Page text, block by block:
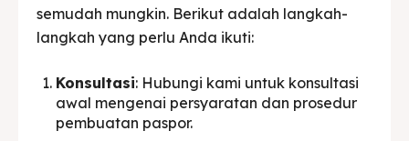
semudah mungkin. Berikut adalah langkah-
langkah yang perlu Anda ikuti:
Konsultasi: Hubungi kami untuk konsultasi
awal mengenai persyaratan dan prosedur
pembuatan paspor.